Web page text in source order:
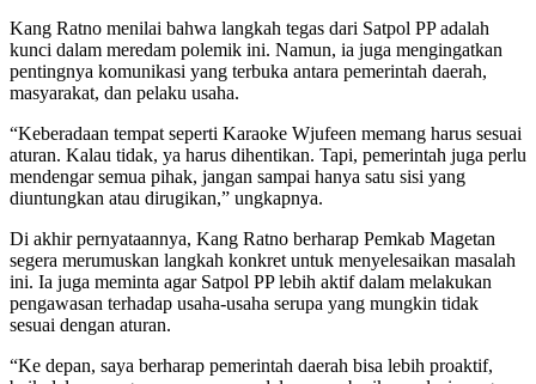
Kang Ratno menilai bahwa langkah tegas dari Satpol PP adalah
kunci dalam meredam polemik ini. Namun, ia juga mengingatkan
pentingnya komunikasi yang terbuka antara pemerintah daerah,
masyarakat, dan pelaku usaha.
“Keberadaan tempat seperti Karaoke Wjufeen memang harus sesuai
aturan. Kalau tidak, ya harus dihentikan. Tapi, pemerintah juga perlu
mendengar semua pihak, jangan sampai hanya satu sisi yang
diuntungkan atau dirugikan,” ungkapnya.
Di akhir pernyataannya, Kang Ratno berharap Pemkab Magetan
segera merumuskan langkah konkret untuk menyelesaikan masalah
ini. Ia juga meminta agar Satpol PP lebih aktif dalam melakukan
pengawasan terhadap usaha-usaha serupa yang mungkin tidak
sesuai dengan aturan.
“Ke depan, saya berharap pemerintah daerah bisa lebih proaktif,